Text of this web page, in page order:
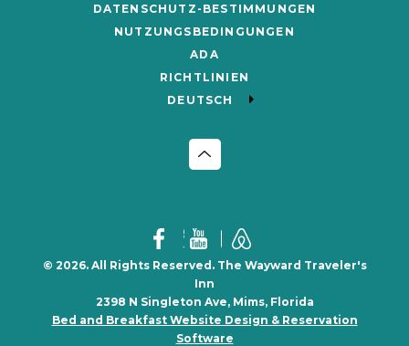
DATENSCHUTZ-BESTIMMUNGEN
NUTZUNGSBEDINGUNGEN
ADA
RICHTLINIEN
DEUTSCH
© 2026. All Rights Reserved. The Wayward Traveler's
Inn
2398 N Singleton Ave, Mims, Florida
Bed and Breakfast Website Design & Reservation
Software